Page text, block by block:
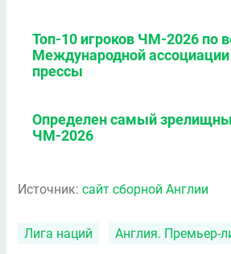
Топ-10 игроков ЧМ-2026 по
Международной ассоциации
прессы
Определен самый
ЧМ-2026
Источник: сайт сборной Англии
Лига наций Англия. Премьер-